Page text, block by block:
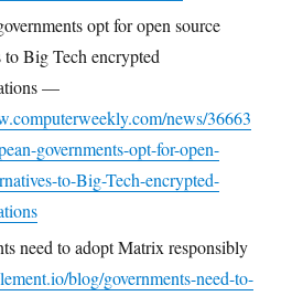
opt for open source
to Big Tech encrypted
—
news/36663
governments-opt-for-open-
to-Big-Tech-encrypted-
need to adopt Matrix responsibly
blog/governments-need-to-